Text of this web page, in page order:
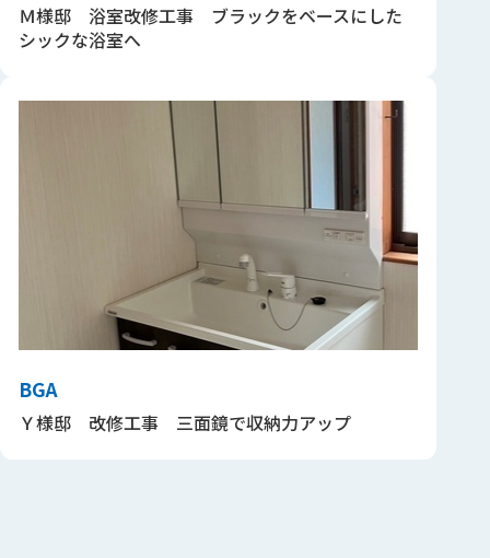
Ｍ様邸 浴室改修工事 ブラックをベースにした
シックな浴室へ
BGA
Ｙ様邸 改修工事 三面鏡で収納力アップ